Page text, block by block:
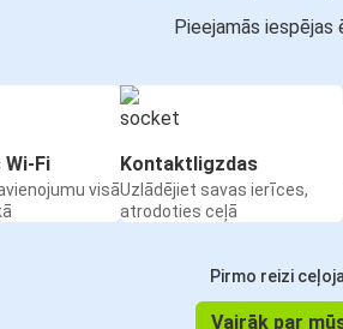
Pieejamās iespējas
Wi-Fi
visā
Kontaktligzdas
Uzlādējiet savas ierīces,
atrodoties ceļā
Pirmo reizi
Vairāk par